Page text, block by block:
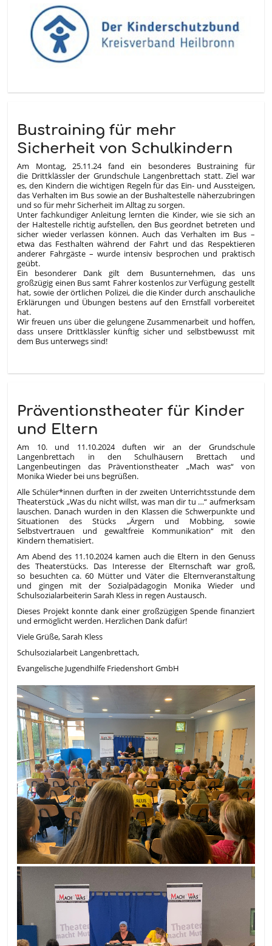
Bustraining für mehr
Sicherheit von Schulkindern
Am Montag, 25.11.24 fand ein besonderes Bustraining für
die Drittklässler der Grundschule Langenbrettach statt. Ziel war
es, den Kindern die wichtigen Regeln für das Ein- und Aussteigen,
das Verhalten im Bus sowie an der Bushaltestelle näherzubringen
und so für mehr Sicherheit im Alltag zu sorgen.
Unter fachkundiger Anleitung lernten die Kinder, wie sie sich an
der Haltestelle richtig aufstellen, den Bus geordnet betreten und
sicher wieder verlassen können. Auch das Verhalten im Bus –
etwa das Festhalten während der Fahrt und das Respektieren
anderer Fahrgäste – wurde intensiv besprochen und praktisch
geübt.
Ein besonderer Dank gilt dem Busunternehmen, das uns
großzügig einen Bus samt Fahrer kostenlos zur Verfügung gestellt
hat, sowie der örtlichen Polizei, die die Kinder durch anschauliche
Erklärungen und Übungen bestens auf den Ernstfall vorbereitet
hat.
Wir freuen uns über die gelungene Zusammenarbeit und hoffen,
dass unsere Drittklässler künftig sicher und selbstbewusst mit
dem Bus unterwegs sind!
Präventionstheater für Kinder
und Eltern
Am 10. und 11.10.2024 duften wir an der Grundschule
Langenbrettach in den Schulhäusern Brettach und
Langenbeutingen das Präventionstheater „Mach was“ von
Monika Wieder bei uns begrüßen.
Alle Schüler*innen durften in der zweiten Unterrichtsstunde dem
Theaterstück „Was du nicht willst, was man dir tu …“ aufmerksam
lauschen. Danach wurden in den Klassen die Schwerpunkte und
Situationen des Stücks „Ärgern und Mobbing, sowie
Selbstvertrauen und gewaltfreie Kommunikation“ mit den
Kindern thematisiert.
Am Abend des 11.10.2024 kamen auch die Eltern in den Genuss
des Theaterstücks. Das Interesse der Elternschaft war groß,
so besuchten ca. 60 Mütter und Väter die Elternveranstaltung
und gingen mit der Sozialpädagogin Monika Wieder und
Schulsozialarbeiterin Sarah Kless in regen Austausch.
Dieses Projekt konnte dank einer großzügigen Spende finanziert
und ermöglicht werden. Herzlichen Dank dafür!
Viele Grüße, Sarah Kless
Schulsozialarbeit Langenbrettach,
Evangelische Jugendhilfe Friedenshort GmbH